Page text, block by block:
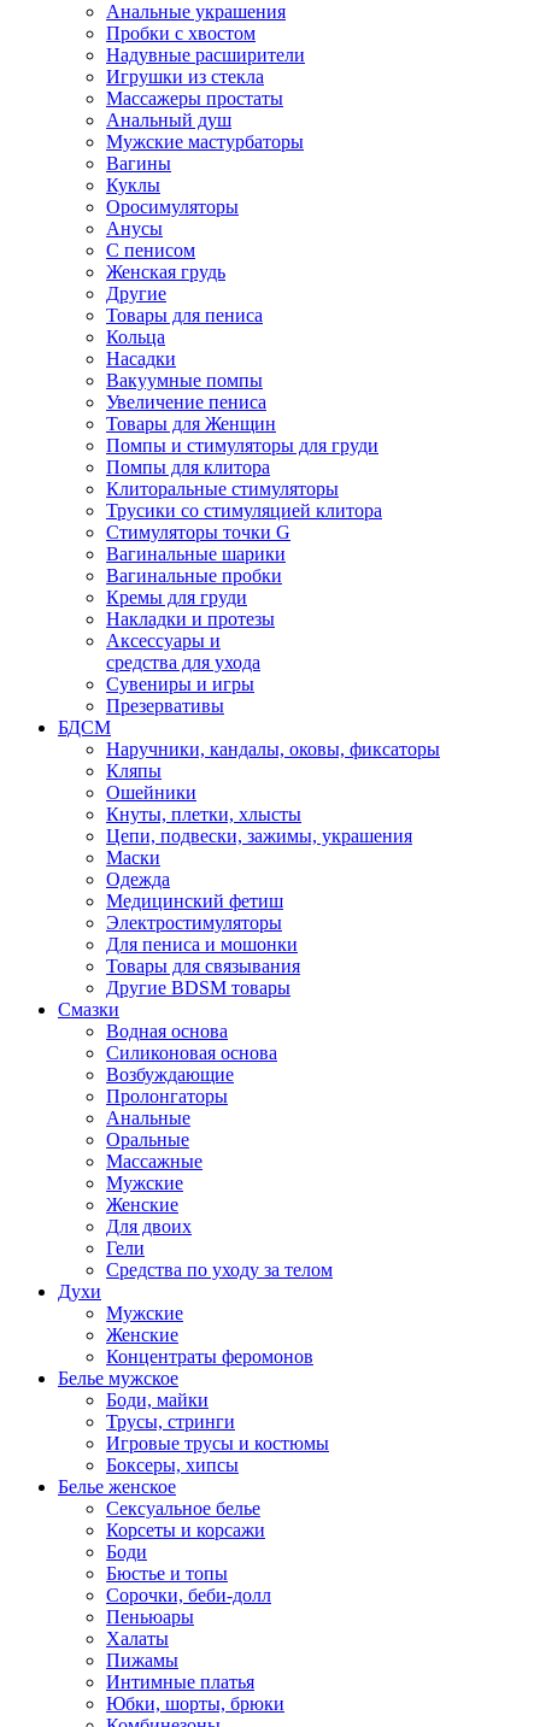
Анальные украшения
Пробки с хвостом
Надувные расширители
Игрушки из стекла
Массажеры простаты
Анальный душ
Мужские мастурбаторы
Вагины
Куклы
Оросимуляторы
Анусы
С пенисом
Женская грудь
Другие
Товары для пениса
Кольца
Насадки
Вакуумные помпы
Увеличение пениса
Товары для Женщин
Помпы и стимуляторы для груди
Помпы для клитора
Клиторальные стимуляторы
Трусики со стимуляцией клитора
Стимуляторы точки G
Вагинальные шарики
Вагинальные пробки
Кремы для груди
Накладки и протезы
Аксессуары и
средства для ухода
Сувениры и игры
Презервативы
БДСМ
Наручники, кандалы, оковы, фиксаторы
Кляпы
Ошейники
Кнуты, плетки, хлысты
Цепи, подвески, зажимы, украшения
Маски
Одежда
Медицинский фетиш
Электростимуляторы
Для пениса и мошонки
Товары для связывания
Другие BDSM товары
Смазки
Водная основа
Силиконовая основа
Возбуждающие
Пролонгаторы
Анальные
Оральные
Массажные
Мужские
Женские
Для двоих
Гели
Средства по уходу за телом
Духи
Мужские
Женские
Концентраты феромонов
Белье мужское
Боди, майки
Трусы, стринги
Игровые трусы и костюмы
Боксеры, хипсы
Белье женское
Сексуальное белье
Корсеты и корсажи
Боди
Бюстье и топы
Сорочки, беби-долл
Пеньюары
Халаты
Пижамы
Интимные платья
Юбки, шорты, брюки